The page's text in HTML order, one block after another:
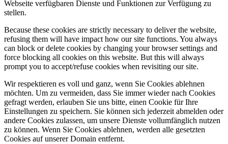
Webseite verfügbaren Dienste und Funktionen zur Verfügung zu
stellen.
Because these cookies are strictly necessary to deliver the website,
refusing them will have impact how our site functions. You always
can block or delete cookies by changing your browser settings and
force blocking all cookies on this website. But this will always
prompt you to accept/refuse cookies when revisiting our site.
Wir respektieren es voll und ganz, wenn Sie Cookies ablehnen
möchten. Um zu vermeiden, dass Sie immer wieder nach Cookies
gefragt werden, erlauben Sie uns bitte, einen Cookie für Ihre
Einstellungen zu speichern. Sie können sich jederzeit abmelden oder
andere Cookies zulassen, um unsere Dienste vollumfänglich nutzen
zu können. Wenn Sie Cookies ablehnen, werden alle gesetzten
Cookies auf unserer Domain entfernt.